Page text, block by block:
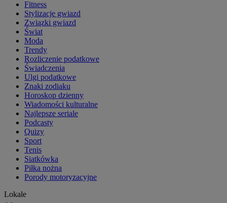
Fitness
Stylizacje gwiazd
Związki gwiazd
Świat
Moda
Trendy
Rozliczenie podatkowe
Świadczenia
Ulgi podatkowe
Znaki zodiaku
Horoskop dzienny
Wiadomości kulturalne
Najlepsze seriale
Podcasty
Quizy
Sport
Tenis
Siatkówka
Piłka nożna
Porody motoryzacyjne
Lokale